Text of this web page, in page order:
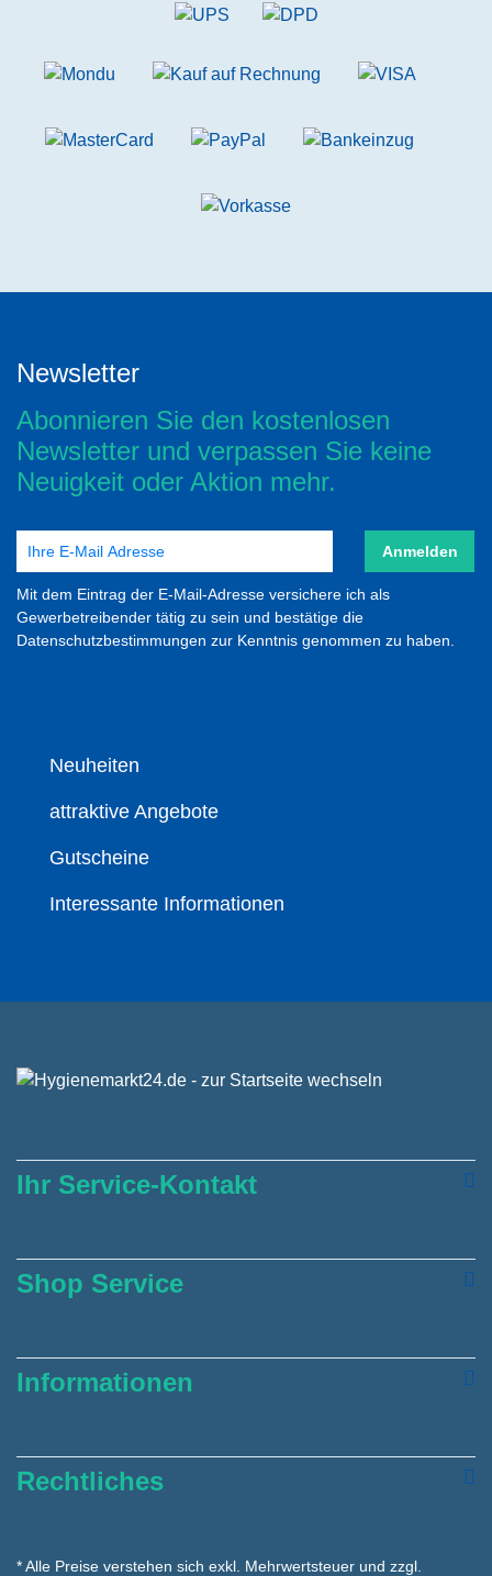
Newsletter
Abonnieren Sie den kostenlosen
Newsletter und verpassen Sie keine
Neuigkeit oder Aktion mehr.
Anmelden
Mit dem Eintrag der E-Mail-Adresse versichere ich als
Gewerbetreibender tätig zu sein und bestätige die
Datenschutzbestimmungen zur Kenntnis genommen zu haben.
Neuheiten
attraktive Angebote
Gutscheine
Interessante Informationen
Ihr Service-Kontakt
Shop Service
Informationen
Rechtliches
* Alle Preise verstehen sich exkl. Mehrwertsteuer und zzgl.